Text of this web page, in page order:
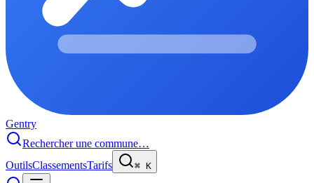
Gentry
Rechercher une commune…
OutilsClassementsTarifs ⌘ K